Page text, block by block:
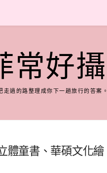
常好攝
過的路整理成你下一趟旅行的答案。
體童書、華碩文化繪